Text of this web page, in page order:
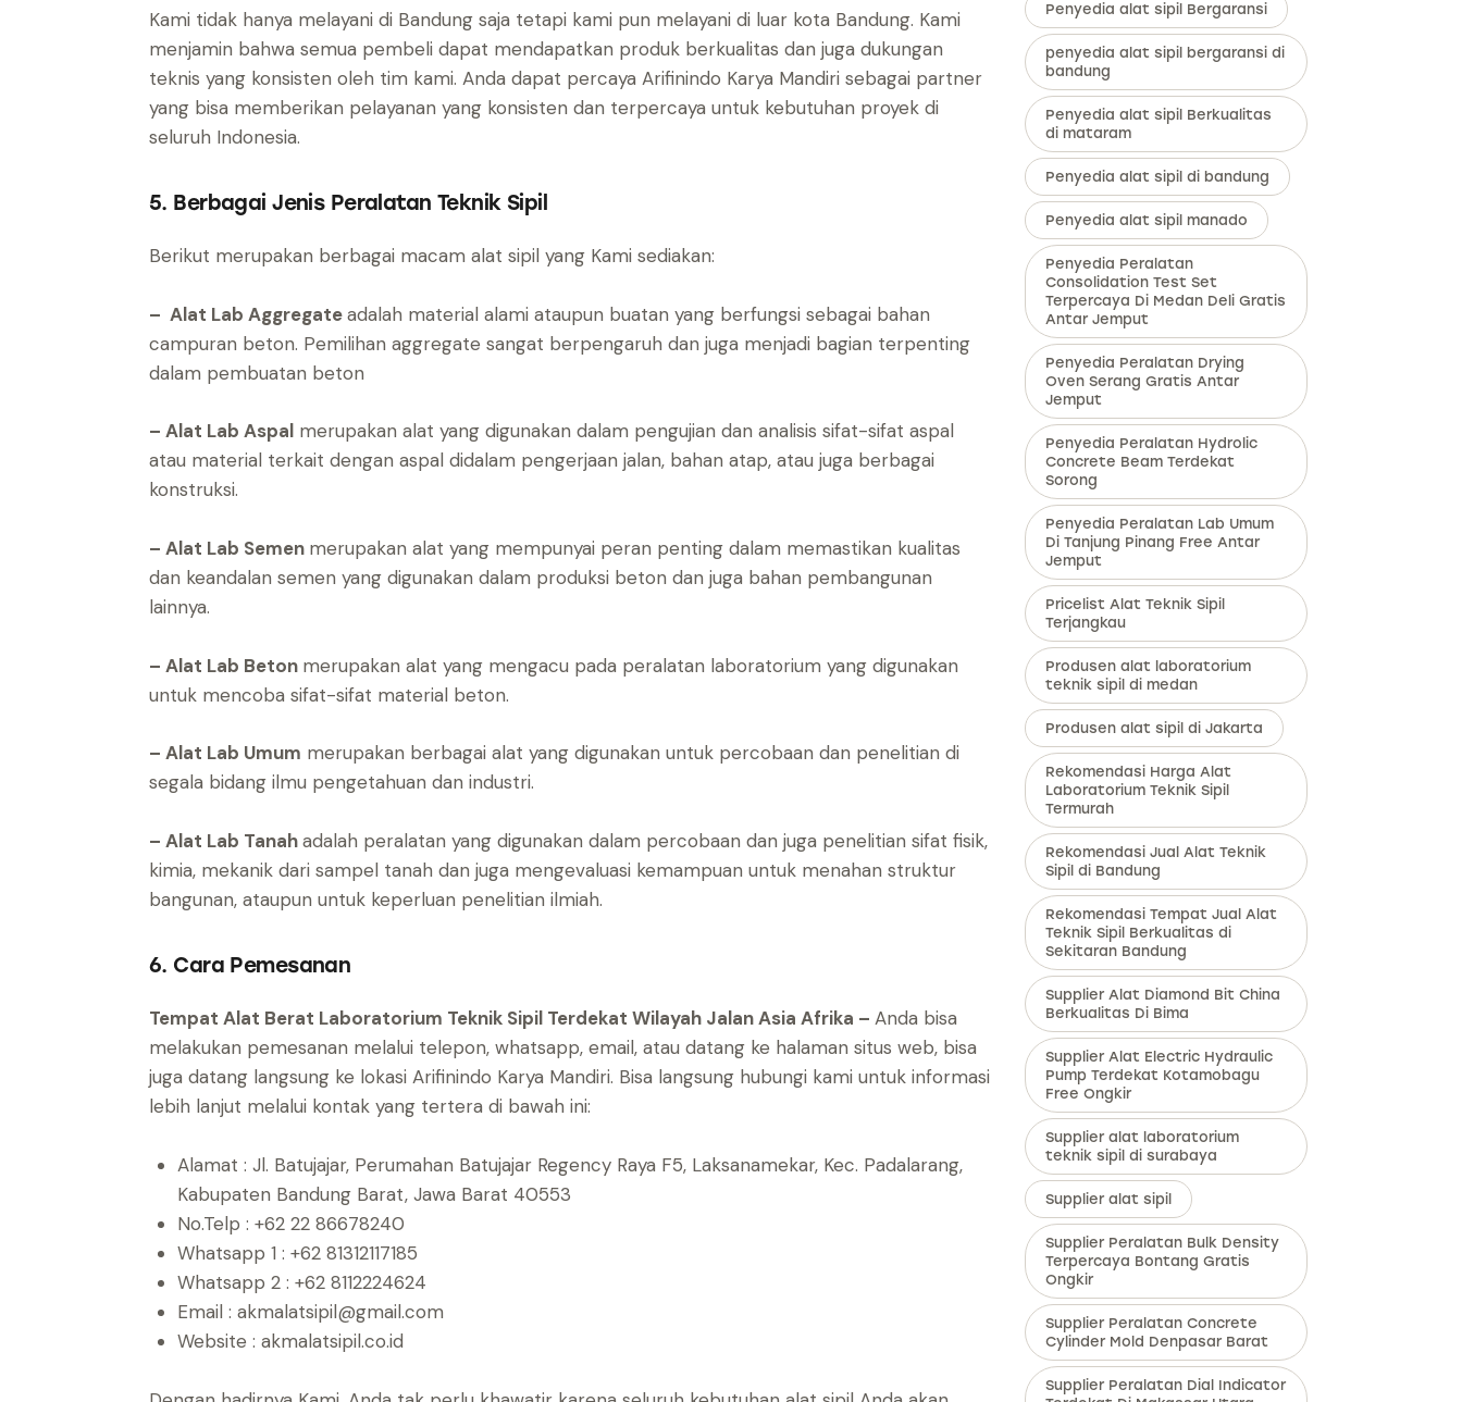
Kami tidak hanya melayani di Bandung saja tetapi kami pun melayani di luar kota Bandung. Kami
menjamin bahwa semua pembeli dapat mendapatkan produk berkualitas dan juga dukungan
teknis yang konsisten oleh tim kami. Anda dapat percaya Arifinindo Karya Mandiri sebagai partner
yang bisa memberikan pelayanan yang konsisten dan terpercaya untuk kebutuhan proyek di
seluruh Indonesia.
5. Berbagai Jenis Peralatan Teknik Sipil
Berikut merupakan berbagai macam alat sipil yang Kami sediakan:
– Alat Lab Aggregateadalah material alami ataupun buatan yang berfungsi sebagai bahan
campuran beton. Pemilihan aggregate sangat berpengaruh dan juga menjadi bagian terpenting
dalam pembuatan beton
– Alat Lab Aspal merupakan alat yang digunakan dalam pengujian dan analisis sifat-sifat aspal
atau material terkait dengan aspal didalam pengerjaan jalan, bahan atap, atau juga berbagai
konstruksi.
– Alat Lab Semen merupakan alat yang mempunyai peran penting dalam memastikan kualitas
dan keandalan semen yang digunakan dalam produksi beton dan juga bahan pembangunan
lainnya.
– Alat Lab Beton merupakan alat yang mengacu pada peralatan laboratorium yang digunakan
untuk mencoba sifat-sifat material beton.
– Alat Lab Umum merupakan berbagai alat yang digunakan untuk percobaan dan penelitian di
segala bidang ilmu pengetahuan dan industri.
– Alat Lab Tanahadalah peralatan yang digunakan dalam percobaan dan juga penelitian sifat fisik,
kimia, mekanik dari sampel tanah dan juga mengevaluasi kemampuan untuk menahan struktur
bangunan, ataupun untuk keperluan penelitian ilmiah.
6. Cara Pemesanan
Tempat Alat Berat Laboratorium Teknik Sipil Terdekat Wilayah Jalan Asia Afrika – Anda bisa
melakukan pemesanan melalui telepon, whatsapp, email, atau datang ke halaman situs web, bisa
juga datang langsung ke lokasi Arifinindo Karya Mandiri. Bisa langsung hubungi kami untuk informasi
lebih lanjut melalui kontak yang tertera di bawah ini:
Alamat : Jl. Batujajar, Perumahan Batujajar Regency Raya F5, Laksanamekar, Kec. Padalarang,
Kabupaten Bandung Barat, Jawa Barat 40553
No.Telp : +62 22 86678240
Whatsapp 1 : +62 81312117185
Whatsapp 2 : +62 8112224624
Email : akmalatsipil@gmail.com
Website : akmalatsipil.co.id
Penyedia alat sipil Bergaransi
penyedia alat sipil bergaransi di
bandung
Penyedia alat sipil Berkualitas
di mataram
Penyedia alat sipil di bandung
Penyedia alat sipil manado
Penyedia Peralatan
Consolidation Test Set
Terpercaya Di Medan Deli Gratis
Antar Jemput
Penyedia Peralatan Drying
Oven Serang Gratis Antar
Jemput
Penyedia Peralatan Hydrolic
Concrete Beam Terdekat
Sorong
Penyedia Peralatan Lab Umum
Di Tanjung Pinang Free Antar
Jemput
Pricelist Alat Teknik Sipil
Terjangkau
Produsen alat laboratorium
teknik sipil di medan
Produsen alat sipil di Jakarta
Rekomendasi Harga Alat
Laboratorium Teknik Sipil
Termurah
Rekomendasi Jual Alat Teknik
Sipil di Bandung
Rekomendasi Tempat Jual Alat
Teknik Sipil Berkualitas di
Sekitaran Bandung
Supplier Alat Diamond Bit China
Berkualitas Di Bima
Supplier Alat Electric Hydraulic
Pump Terdekat Kotamobagu
Free Ongkir
Supplier alat laboratorium
teknik sipil di surabaya
Supplier alat sipil
Supplier Peralatan Bulk Density
Terpercaya Bontang Gratis
Ongkir
Supplier Peralatan Concrete
Cylinder Mold Denpasar Barat
Supplier Peralatan Dial Indicator